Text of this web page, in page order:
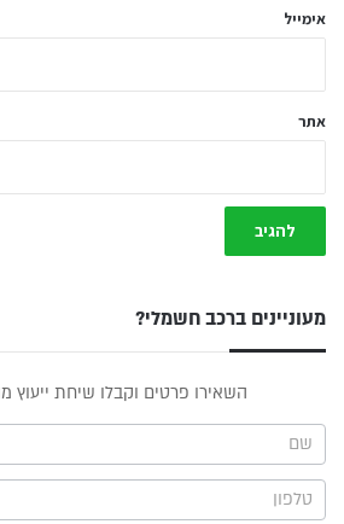
אימייל
אתר
מעוניינים ברכב חשמלי?
תפריט
צד
השאירו פרטים וקבלו שיחת ייעוץ